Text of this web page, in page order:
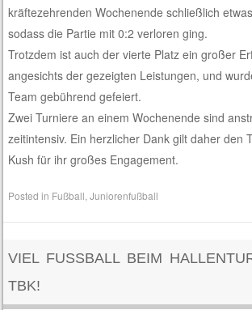
kräftezehrenden Wochenende schließlich
sodass die Partie mit 0:2 verloren ging.
Trotzdem ist auch der vierte Platz ein großer
angesichts der gezeigten Leistungen, und
Team gebührend gefeiert.
Zwei Turniere an einem Wochenende sind
zeitintensiv. Ein herzlicher Dank gilt daher den
Kush für ihr großes Engagement.
Posted in Fußball ,Juniorenfußball
VIEL FUSSBALL BEIM
BK!